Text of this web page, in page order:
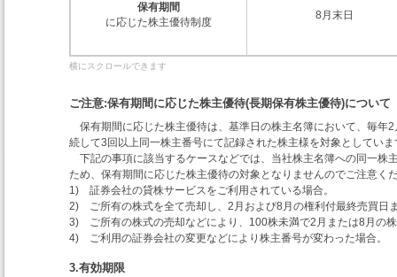
保有期間
に応じた株主優待制度
8月末日
ご注意:保有期間に応じた株主優待(長期保有株主優待)について
保有期間に応じた株主優待は、基準日の株主名簿において、毎年
続して3回以上同一株主番号にて記録された株主様を対象としていま
下記の事項に該当するケースなどでは、当社株主名簿への同一株
ため、保有期間に応じた株主優待の対象となりませんのでご注意く
1) 証券会社の貸株サービスをご利用されている場合。
2) ご所有の株式を全て売却し、2月および8月の権利付最終売買日
3) ご所有の株式の売却などにより、100株未満で2月または8月の
4) ご利用の証券会社の変更などにより株主番号が変わった場合。
3.有効期限